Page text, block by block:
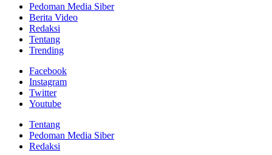
Pedoman Media Siber
Berita Video
Redaksi
Tentang
Trending
Facebook
Instagram
Twitter
Youtube
Tentang
Pedoman Media Siber
Redaksi